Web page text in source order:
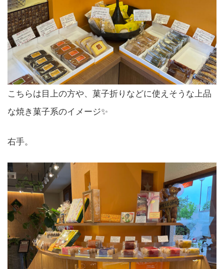
こちらは目上の方や、菓子折りなどに使えそうな上品
な焼き菓子系のイメージ✨
右手。